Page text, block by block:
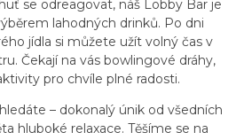
se odreagovat, náš Lobby Bar je
lahodných drinků. Po dni
jídla si můžete užít volný čas v
Čekají na vás bowlingové dráhy,
pro chvíle plné radosti.
– dokonalý únik od všedních
hluboké relaxace. Těšíme se na